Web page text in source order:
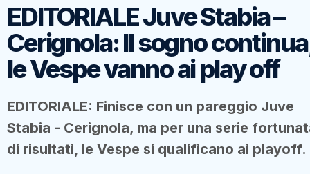
EDITORIALE Juve Stabia –
Cerignola: Il sogno
le Vespe vanno ai play off
EDITORIALE: Finisce con un pareggio Juve
Stabia - Cerignola, ma per una serie
di risultati, le Vespe si qualificano ai playoff.